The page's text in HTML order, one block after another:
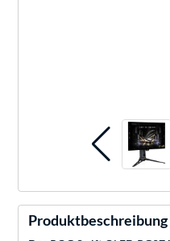
Produktbeschreibung